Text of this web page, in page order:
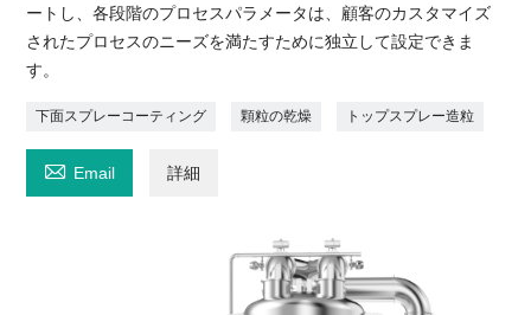
ートし、各段階のプロセスパラメータは、顧客のカスタマイズ
されたプロセスのニーズを満たすために独立して設定できま
す。
下面スプレーコーティング 顆粒の乾燥 トップスプレー造粒
 Email 詳細